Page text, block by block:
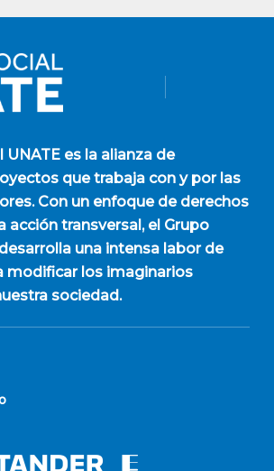
UNATEes la alianza de
que trabaja con y por las
Con un enfoque de derechos
acción transversal, el Grupo
una intensa labor de
modificar los imaginarios
sociedad.